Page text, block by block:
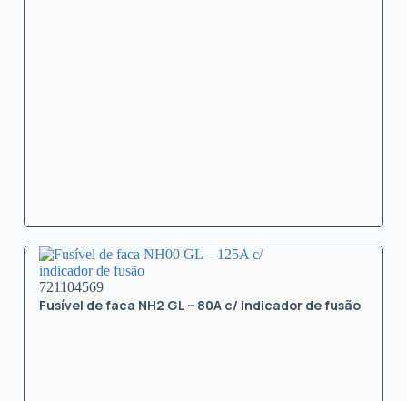
721104569
Fusível de faca NH2 GL – 80A c/ indicador de fusão